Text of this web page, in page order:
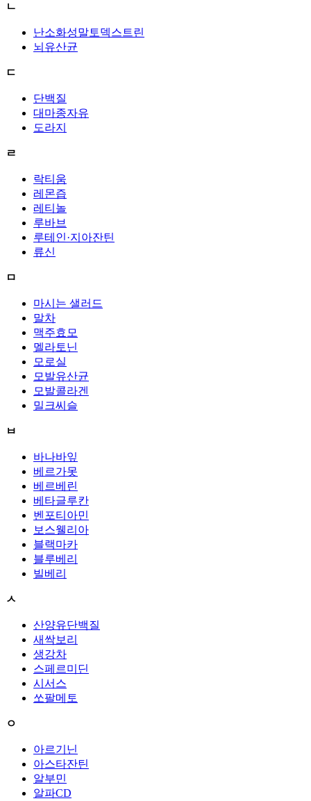
ㄴ
난소화성말토덱스트린
뇌유산균
ㄷ
단백질
대마종자유
도라지
ㄹ
락티움
레몬즙
레티놀
루바브
루테인·지아잔틴
류신
ㅁ
마시는 샐러드
말차
맥주효모
멜라토닌
모로실
모발유산균
모발콜라겐
밀크씨슬
ㅂ
바나바잎
베르가못
베르베린
베타글루칸
벤포티아민
보스웰리아
블랙마카
블루베리
빌베리
ㅅ
산양유단백질
새싹보리
생강차
스페르미딘
시서스
쏘팔메토
ㅇ
아르기닌
아스타잔틴
알부민
알파CD